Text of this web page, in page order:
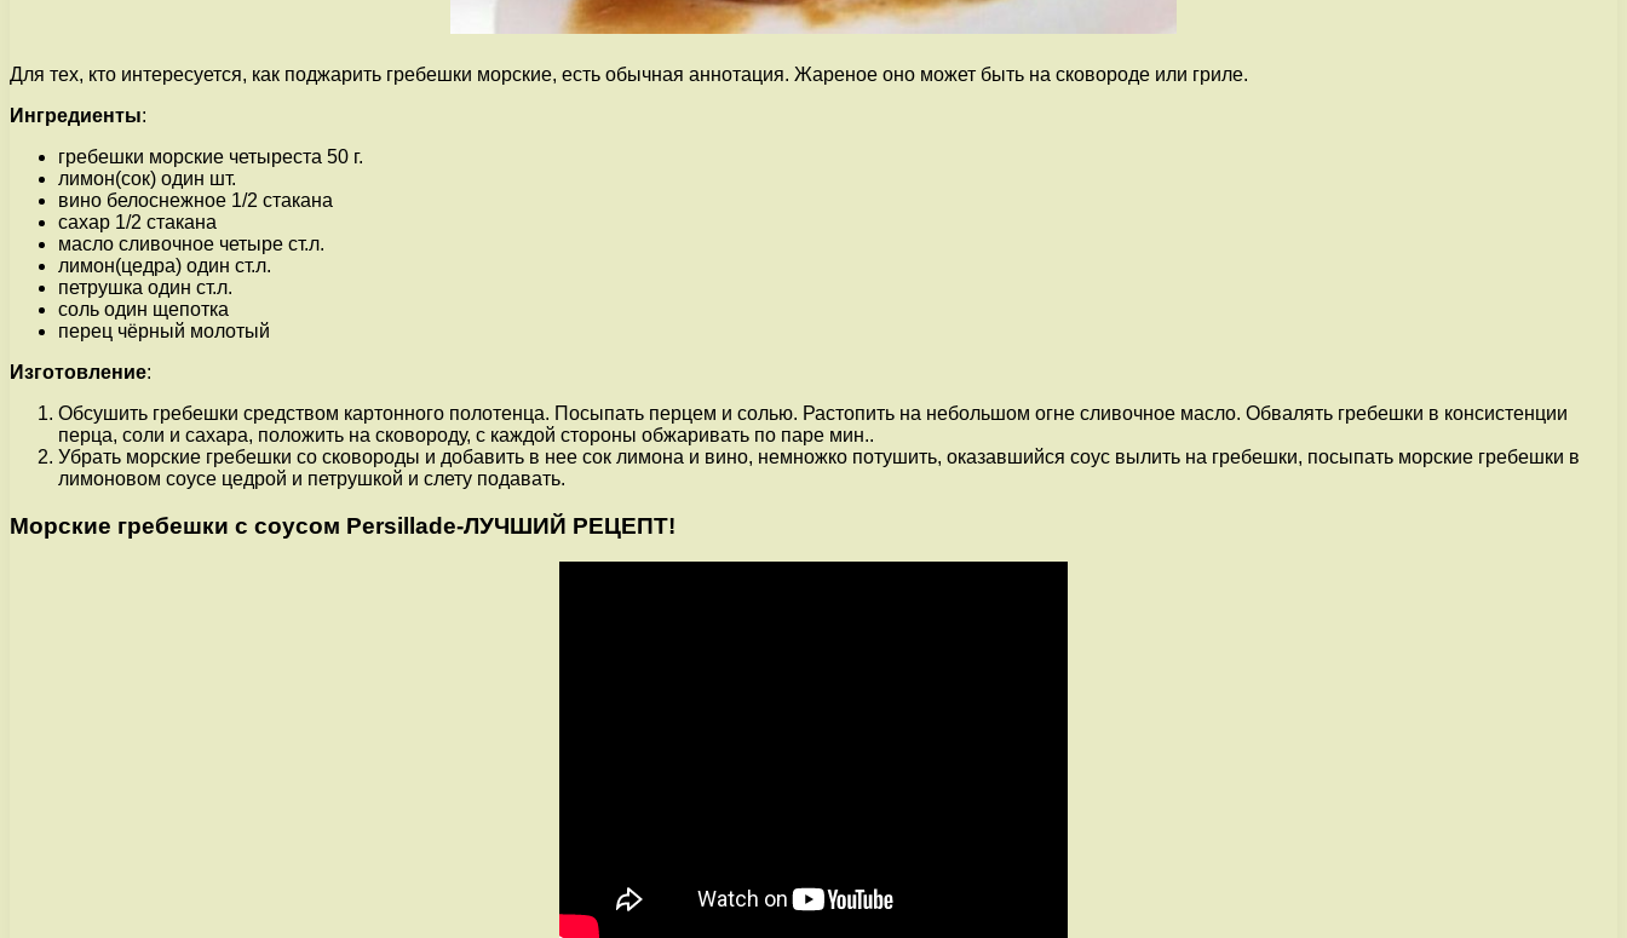
Для тех, кто интересуется, как поджарить гребешки морские, есть обычная аннотация. Жареное оно может быть на сковороде или гриле.
Ингредиенты:
гребешки морские четыреста 50 г.
лимон(сок) один шт.
вино белоснежное 1/2 стакана
сахар 1/2 стакана
масло сливочное четыре ст.л.
лимон(цедра) один ст.л.
петрушка один ст.л.
соль один щепотка
перец чёрный молотый
Изготовление:
Обсушить гребешки средством картонного полотенца. Посыпать перцем и солью. Растопить на небольшом огне сливочное масло. Обвалять гребешки в консистенции
перца, соли и сахара, положить на сковороду, с каждой стороны обжаривать по паре мин..
Убрать морские гребешки со сковороды и добавить в нее сок лимона и вино, немножко потушить, оказавшийся соус вылить на гребешки, посыпать морские гребешки в
лимоновом соусе цедрой и петрушкой и слету подавать.
Морские гребешки с соусом Persillade-ЛУЧШИЙ РЕЦЕПТ!